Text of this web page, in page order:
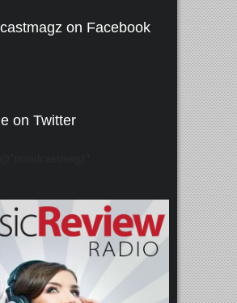
on Facebook
on Twitter